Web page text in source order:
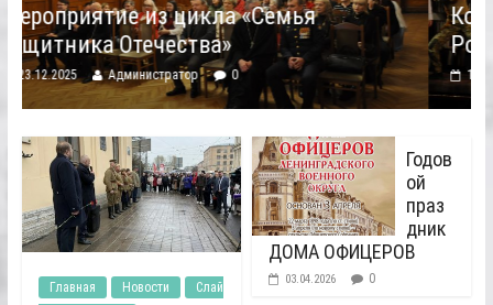
Концерт Ансамбля песни и
России
19.12.2025 Администратор 0
Главная Новости
Слай
Годов
ой
праз
дник
ДОМА ОФИЦЕРОВ
03.04.2026 0